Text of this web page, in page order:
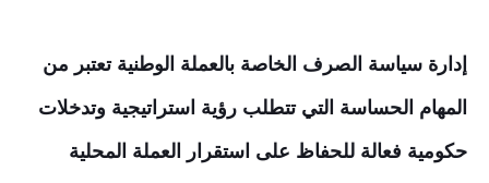
إدارة سياسة الصرف الخاصة بالعملة الوطنية تعتبر من
المهام الحساسة التي تتطلب رؤية استراتيجية وتدخلات
حكومية فعالة للحفاظ على استقرار العملة المحلية